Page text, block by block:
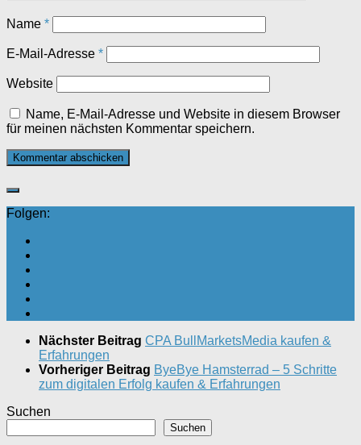
Name *
E-Mail-Adresse *
Website
Name, E-Mail-Adresse und Website in diesem Browser
für meinen nächsten Kommentar speichern.
Folgen:
Nächster Beitrag CPA BullMarketsMedia kaufen &
Erfahrungen
Vorheriger Beitrag ByeBye Hamsterrad – 5 Schritte
zum digitalen Erfolg kaufen & Erfahrungen
Suchen
Suchen